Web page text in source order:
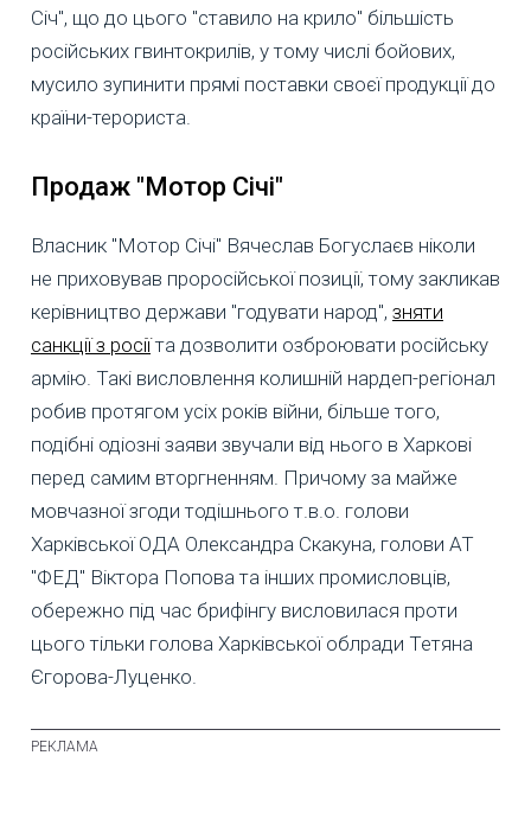
Січ", що до цього "ставило на крило" більшість
російських гвинтокрилів, у тому числі бойових,
мусило зупинити прямі поставки своєї продукції до
країни-терориста.
Продаж "Мотор Січі"
Власник "Мотор Січі" Вячеслав Богуслаєв ніколи
не приховував проросійської позиції, тому закликав
керівництво держави "годувати народ", зняти
санкції з росіїта дозволити озброювати російську
армію. Такі висловлення колишній нардеп-регіонал
робив протягом усіх років війни, більше того,
подібні одіозні заяви звучали від нього в Харкові
перед самим вторгненням. Причому за майже
мовчазної згоди тодішнього т.в.о. голови
Харківської ОДА Олександра Скакуна, голови АТ
"ФЕД" Віктора Попова та інших промисловців,
обережно під час брифінгу висловилася проти
цього тільки голова Харківської облради Тетяна
Єгорова-Луценко.